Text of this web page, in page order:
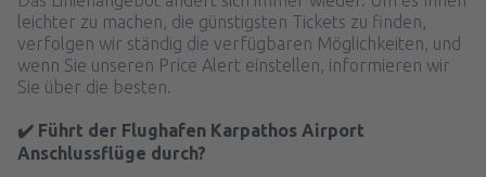
leichter zu machen, die günstigsten Tickets zu finden,
verfolgen wir ständig die verfügbaren Möglichkeiten, und
wenn Sie unseren Price Alert einstellen, informieren wir
Sie über die besten.
✔️ Führt der Flughafen Karpathos Airport
Anschlussflüge durch?